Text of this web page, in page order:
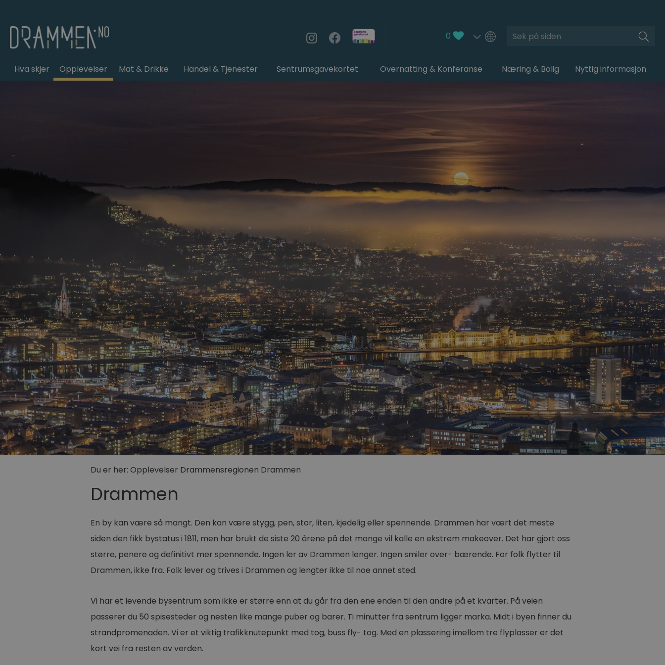
0 Søk
Hva skjer Opplevelser Mat & Drikke Handel & Tjenester Sentrumsgavekortet Overnatting & Konferanse Næring & Bolig Nyttig informasjon
Du er her: Opplevelser Drammensregionen Drammen
Drammen
En by kan være så mangt. Den kan være stygg, pen, stor, liten, kjedelig eller spennende. Drammen har vært det meste
siden den fikk bystatus i 1811, men har brukt de siste 20 årene på det mange vil kalle en ekstrem makeover. Det har gjort oss
større, penere og definitivt mer spennende. Ingen ler av Drammen lenger. Ingen smiler over- bærende. For folk flytter til
Drammen, ikke fra. Folk lever og trives i Drammen og lengter ikke til noe annet sted.
Vi har et levende bysentrum som ikke er større enn at du går fra den ene enden til den andre på et kvarter. På veien
passerer du 50 spisesteder og nesten like mange puber og barer. Ti minutter fra sentrum ligger marka. Midt i byen finner du
strandpromenaden. Vi er et viktig trafikknutepunkt med tog, buss fly- tog. Med en plassering imellom tre flyplasser er det
kort vei fra resten av verden.